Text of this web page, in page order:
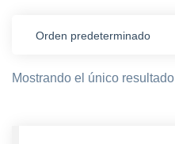
Mostrando el único resultado